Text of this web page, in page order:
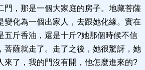
門，那是一個大家庭的房子。地藏菩薩
變化為一個出家人，去跟她化緣。實在
五斤香油，還是十斤?她那個時候不信
菩薩就走了。走了之後，她很驚訝，她
來了，我的門沒有開，他怎麼進來的?